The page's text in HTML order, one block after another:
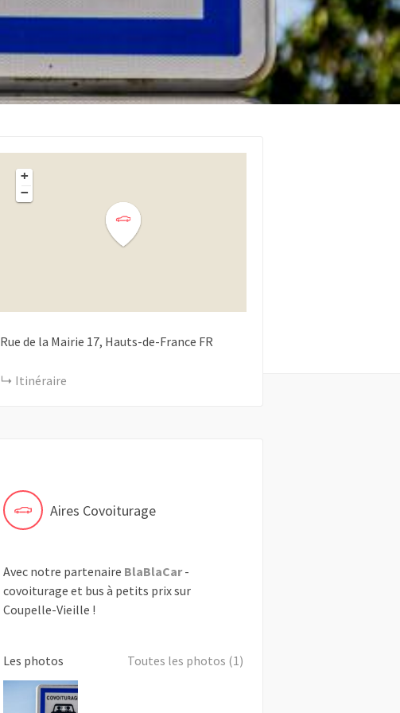
+
−
Rue de la Mairie 17 Hauts-de-France FR
Itinéraire
Aires Covoiturage
Avec notre partenaire BlaBlaCar-
covoiturage et bus à petits prix sur
Coupelle-Vieille !
Les photos Toutes les photos (1)